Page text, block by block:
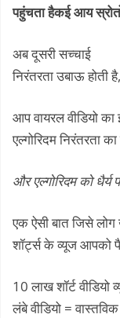
पहुंचता हैकई आय
अब दूसरी सच्चाई
निरंतरता उबाऊ होती
आप वायरल वीडियो
एल्गोरिदम निरंतरता
और एल्गोरिदम को
एक ऐसी बात जिसे
शॉर्ट्स के व्यूज आपको
10 लाख शॉर्ट
लंबे वीडियो =